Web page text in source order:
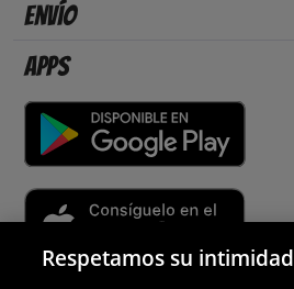
Envío
Apps
Respetamos su intimidad